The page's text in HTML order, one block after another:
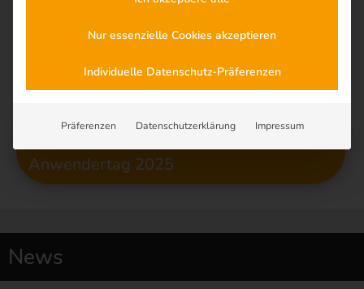
Gelegenheit, einen individuellen Gesprächstermin zu
Infos + Anmeldung zum sycat
Anwendertag 2025
News
Nur essenzielle Cookies akzeptieren
Individuelle Datenschutz-Präferenzen
Präferenzen Datenschutzerklärung Impressum